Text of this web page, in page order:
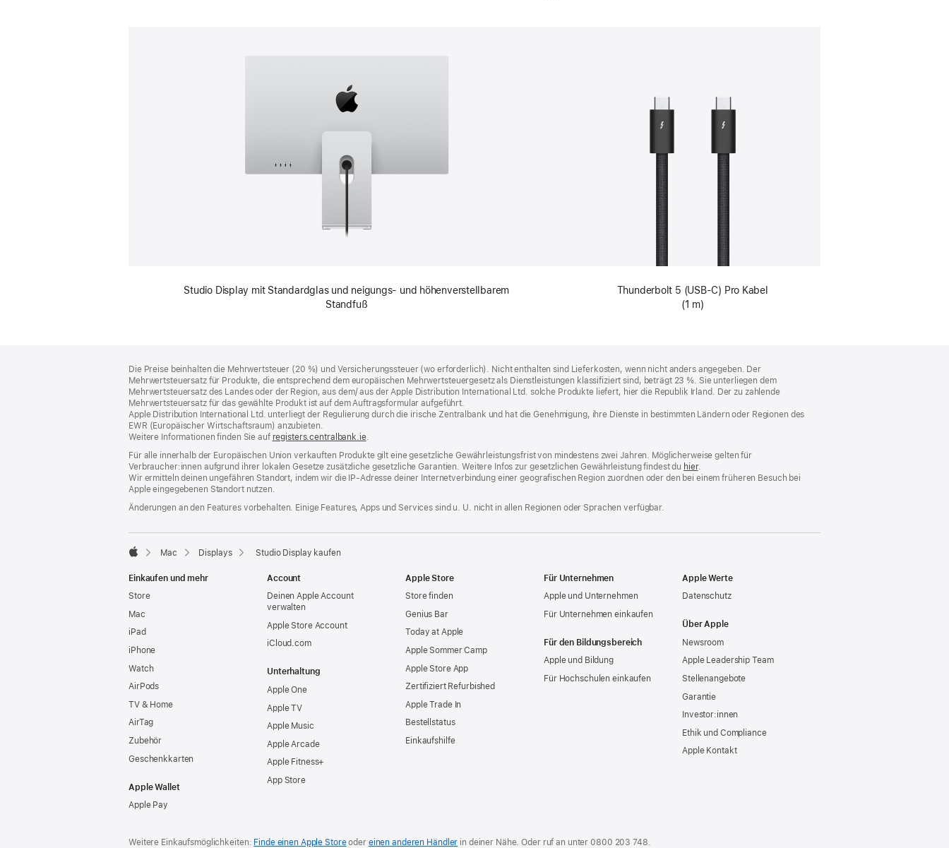
Studio Display mit Standard­glas und neigungs­- und höhenverstell­barem
Standfuß
Thunderbolt 5 (USB‑C) Pro Kabel
(1 m)
Die Preise beinhalten die Mehrwertsteuer (20 %) und Versicherungssteuer (wo erforderlich). Nicht enthalten sind Lieferkosten, wenn nicht anders angegeben. Der
Mehrwertsteuersatz für Produkte, die entsprechend dem europäischen Mehrwertsteuergesetz als Dienstleistungen klassifiziert sind, beträgt 23 %. Sie unterliegen dem
Mehrwertsteuersatz des Landes oder der Region, aus dem/ aus der Apple Distribution International Ltd. solche Produkte liefert, hier die Republik Irland. Der zu zahlende
Mehrwertsteuersatz für das gewählte Produkt ist auf dem Auftragsformular aufgeführt.
Apple Distribution International Ltd. unterliegt der Regulierung durch die irische Zentralbank und hat die Genehmigung, ihre Dienste in bestimmten Ländern oder Regionen des
EWR (Europäischer Wirtschaftsraum) anzubieten.
Weitere Informationen finden Sie auf registers.centralbank.ie(Öffnet
neues
Fenster)
.
Für alle innerhalb der Europäischen Union verkauften Produkte gilt eine gesetzliche Gewährleistungsfrist von mindestens zwei Jahren. Möglicherweise gelten für
Verbraucher:innen aufgrund ihrer lokalen Gesetze zusätzliche gesetzliche Garantien. Weitere Infos zur gesetzlichen Gewährleistung findest du hier.
Wir ermitteln deinen ungefähren Standort, indem wir die IP‑Adresse deiner Internetverbindung einer geografischen Region zuordnen oder den bei einem früheren Besuch bei
Apple eingegebenen Standort nutzen.
Änderungen an den Features vorbehalten. Einige Features, Apps und Services sind u. U. nicht in allen Regionen oder Sprachen verfügbar.
Mac Displays Studio Display kaufen
Einkaufen und mehr
Store
Mac
iPad
iPhone
Watch
AirPods
TV & Home
AirTag
Zubehör
Geschenkkarten
Apple Wallet
Apple Pay
Account
Deinen Apple Account
verwalten
Apple Store Account
iCloud.com
Unterhaltung
Apple One
Apple TV
Apple Music
Apple Arcade
Apple Fitness+
App Store
Apple Store
Store finden
Genius Bar
Today at Apple
Apple Sommer Camp
Apple Store App
Zertifiziert Refurbished
Apple Trade In
Bestellstatus
Einkaufshilfe
Für Unternehmen
Apple und Unternehmen
Für Unternehmen einkaufen
Für den Bildungsbereich
Apple und Bildung
Für Hochschulen einkaufen
Apple Werte
Datenschutz
Über Apple
Newsroom
Apple Leadership Team
Stellenangebote
Garantie
Investor:innen
Ethik und Compliance
Apple Kontakt
Weitere Einkaufsmöglichkeiten: Finde einen Apple Storeoder einen anderen Händler in deiner Nähe. Oder ruf an unter0800 203 748.